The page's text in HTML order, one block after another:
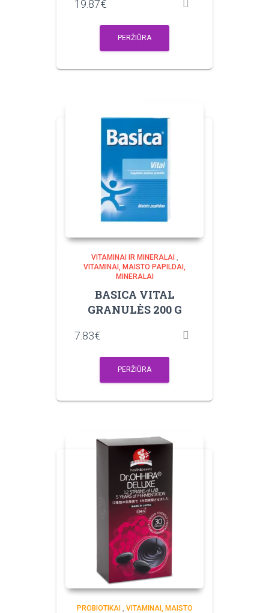
19.87€
PERŽIŪRA
VITAMINAI IR MINERALAI ,
VITAMINAI, MAISTO PAPILDAI,
MINERALAI
BASICA VITAL
GRANULĖS 200 G
7.83€
PERŽIŪRA
PROBIOTIKAI , VITAMINAI, MAISTO